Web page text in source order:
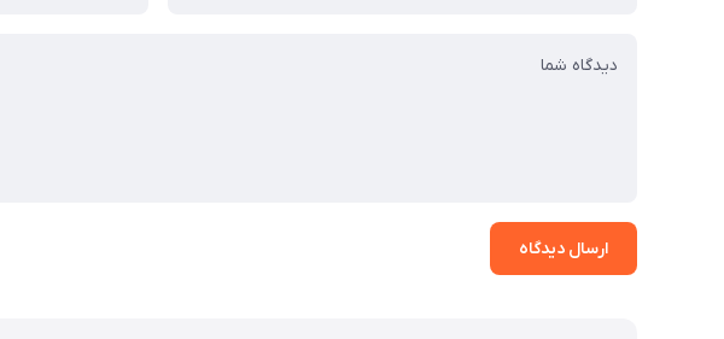
ارسال دیدگاه